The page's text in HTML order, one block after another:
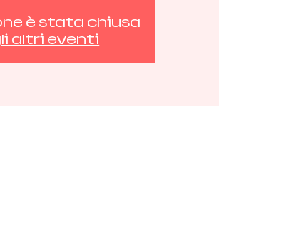
è stata chiusa
altri eventi